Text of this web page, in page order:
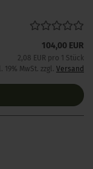
104,00 EUR
2,08 EUR pro 1 Stück
19% MwSt. zzgl. Versand